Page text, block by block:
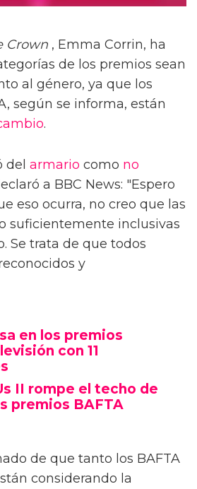
Crown , Emma Corrin, ha
de los premios sean
al género, ya que los
según se informa, están
.
del armario como no
a BBC News: "Espero
eso ocurra, no creo que las
suficientemente inclusivas
Se trata de que todos
y
en los premios
con 11
II rompe el techo de
premios BAFTA
de que tanto los BAFTA
considerando la